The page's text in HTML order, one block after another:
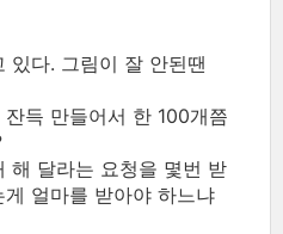
있다. 그림이 잘 안된땐
득 만들어서 한 100개쯤
해 달라는 요청을 몇번 받
얼마를 받아야 하느냐